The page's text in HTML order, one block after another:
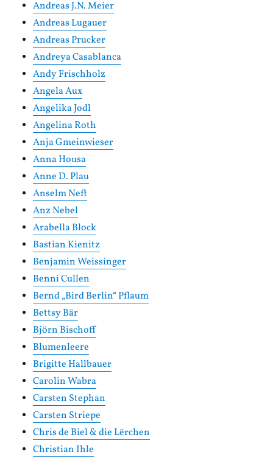
Andreas J.N. Meier
Andreas Lugauer
Andreas Prucker
Andreya Casablanca
Andy Frischholz
Angela Aux
Angelika Jodl
Angelina Roth
Anja Gmeinwieser
Anna Housa
Anne D. Plau
Anselm Neft
Anz Nebel
Arabella Block
Bastian Kienitz
Benjamin Weissinger
Benni Cullen
Bernd „Bird Berlin“ Pflaum
Bettsy Bär
Björn Bischoff
Blumenleere
Brigitte Hallbauer
Carolin Wabra
Carsten Stephan
Carsten Striepe
Chris de Biel & die Lërchen
Christian Ihle